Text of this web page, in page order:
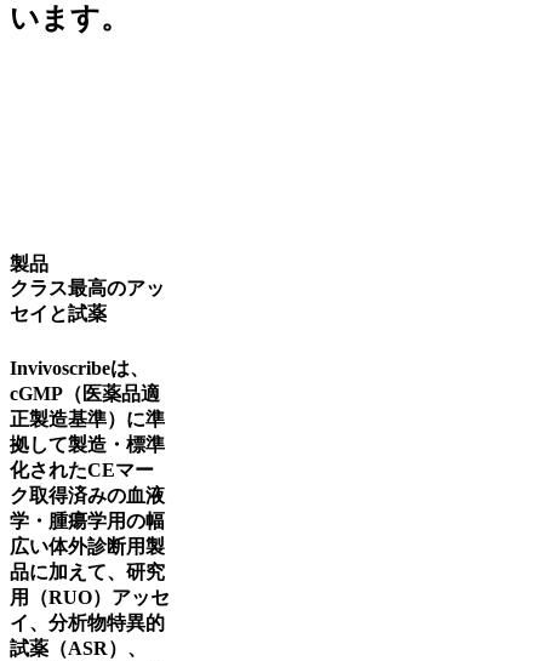
います。
製品
クラス最高のアッ
セイと試薬
Invivoscribeは、
cGMP（医薬品適
正製造基準）に準
拠して製造・標準
化されたCEマー
ク取得済みの血液
学・腫瘍学用の幅
広い体外診断用製
品に加えて、研究
用（RUO）アッセ
イ、分析物特異的
試薬（ASR）、